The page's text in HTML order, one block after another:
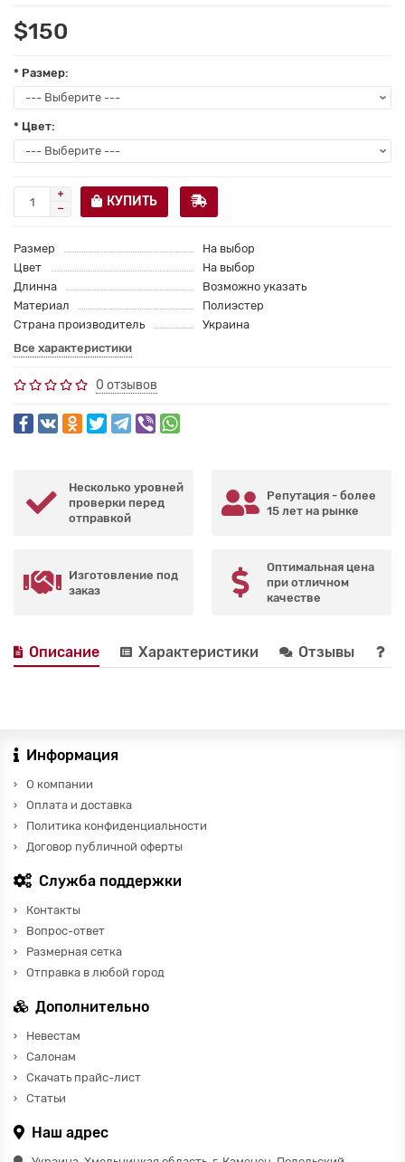
$150
* Размер:
* Цвет:
КУПИТЬ
Размер
На выбор
Цвет
На выбор
Длинна
Возможно указать
Материал
Полиэстер
Страна производитель
Украина
Все характеристики
0 отзывов
Несколько уровней
проверки перед
отправкой
Репутация - более
15 лет на рынке
Изготовление под
заказ
Оптимальная цена
при отличном
качестве
Описание Характеристики Отзывы
Информация
О компании
Оплата и доставка
Политика конфиденциальности
Договор публичной оферты
Служба поддержки
Контакты
Вопрос-ответ
Размерная сетка
Отправка в любой город
Дополнительно
Невестам
Салонам
Скачать прайс-лист
Статьи
Наш адрес